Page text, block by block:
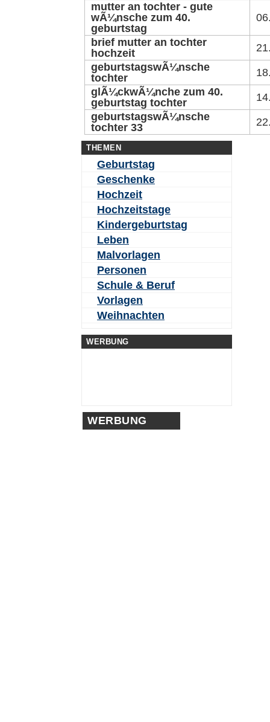
mutter an tochter - gute
wÃ¼nsche zum 40.
geburtstag
brief mutter an tochter
hochzeit
geburtstagswÃ¼nsche
tochter
glÃ¼ckwÃ¼nche zum 40.
geburtstag tochter
geburtstagswÃ¼nsche
tochter 33
THEMEN
Geburtstag
Geschenke
Hochzeit
Hochzeitstage
Kindergeburtstag
Leben
Malvorlagen
Personen
Schule & Beruf
Vorlagen
Weihnachten
WERBUNG
WERBUNG